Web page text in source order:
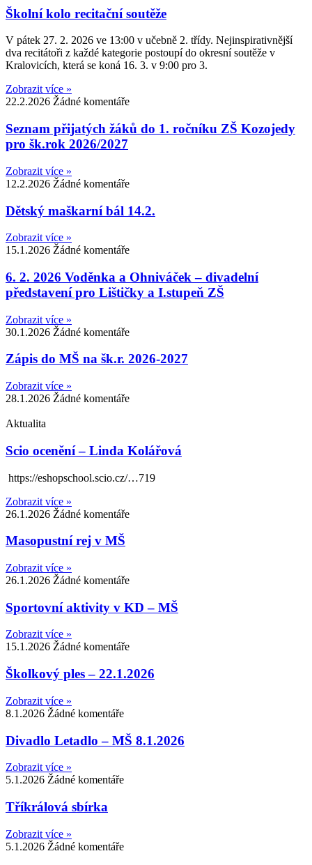
Školní kolo recitační soutěže
V pátek 27. 2. 2026 ve 13:00 v učebně 2. třídy. Nejinspirativnější
dva recitátoři z každé kategorie postoupí do okresní soutěže v
Kralovicích, která se koná 16. 3. v 9:00 pro 3.
Zobrazit více »
22.2.2026 Žádné komentáře
Seznam přijatých žáků do 1. ročníku ZŠ Kozojedy
pro šk.rok 2026/2027
Zobrazit více »
12.2.2026 Žádné komentáře
Dětský maškarní bál 14.2.
Zobrazit více »
15.1.2026 Žádné komentáře
6. 2. 2026 Voděnka a Ohniváček – divadelní
představení pro Lištičky a I.stupeň ZŠ
Zobrazit více »
30.1.2026 Žádné komentáře
Zápis do MŠ na šk.r. 2026-2027
Zobrazit více »
28.1.2026 Žádné komentáře
Aktualita
Scio ocenění – Linda Kolářová
https://eshopschool.scio.cz/…719
Zobrazit více »
26.1.2026 Žádné komentáře
Masopustní rej v MŠ
Zobrazit více »
26.1.2026 Žádné komentáře
Sportovní aktivity v KD – MŠ
Zobrazit více »
15.1.2026 Žádné komentáře
Školkový ples – 22.1.2026
Zobrazit více »
8.1.2026 Žádné komentáře
Divadlo Letadlo – MŠ 8.1.2026
Zobrazit více »
5.1.2026 Žádné komentáře
Tříkrálová sbírka
Zobrazit více »
5.1.2026 Žádné komentáře